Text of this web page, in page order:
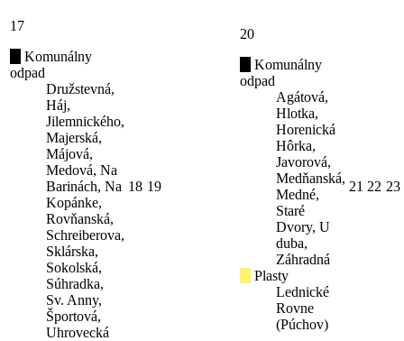
17
Komunálny
odpad
Družstevná,
Háj,
Jilemnického,
Majerská,
Májová,
Medová, Na
Barinách, Na
Kopánke,
Rovňanská,
Schreiberova,
Sklárska,
Sokolská,
Súhradka,
Sv. Anny,
Športová,
Uhrovecká
18 19
20
Komunálny
odpad
Agátová,
Hlotka,
Horenická
Hôrka,
Javorová,
Medňanská,
Medné,
Staré
Dvory, U
duba,
Záhradná
Plasty
Lednické
Rovne
(Púchov)
21 22 23